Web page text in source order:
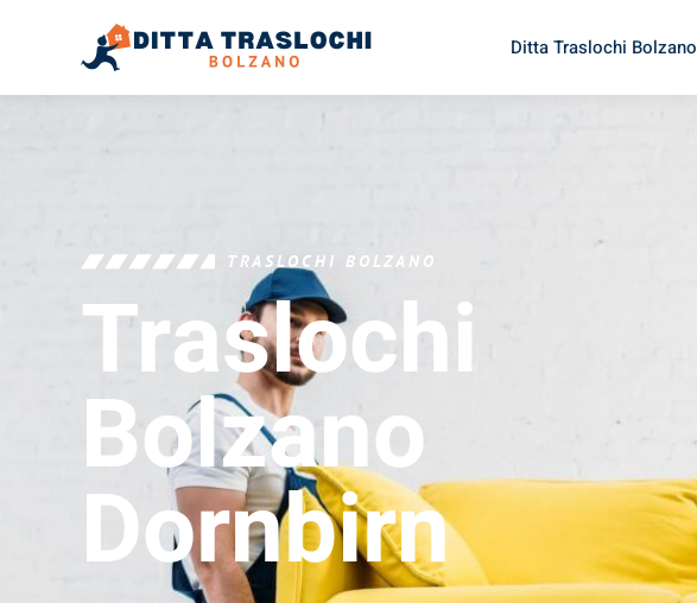
Ditta Traslochi Bolzano
TRASLOCHI BOLZANO
Traslochi
Bolzano
Dornbirn